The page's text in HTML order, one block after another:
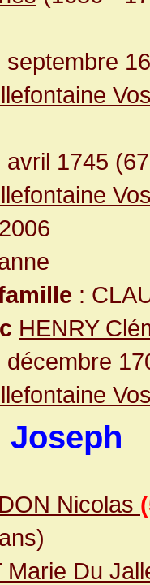
septembre
avril 1745
:
HENRY
décembre
Joseph
Nicolas
Marie Du